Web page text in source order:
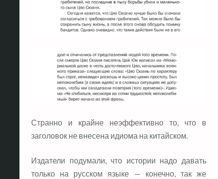
Странно и крайне неэффективно то, что в
заголовок не внесена идиома на китайском.
Издатели подумали, что истории надо давать
только на русском языке — конечно, так же